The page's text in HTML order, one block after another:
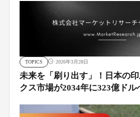
TOPICS 2026年3月28日
未来を「刷り出す」！日本の
クス市場が2034年に323億ドル